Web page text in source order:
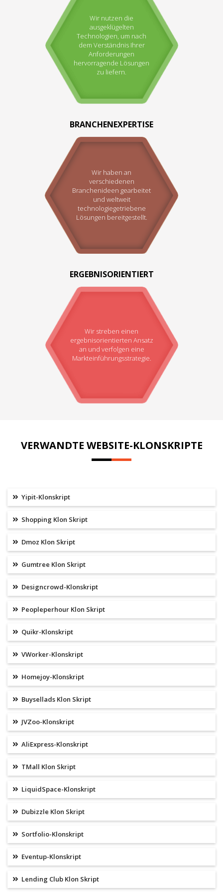
Wir nutzen die
ausgeklügelten
Technologien, um nach
dem Verständnis Ihrer
Anforderungen
hervorragende Lösungen
zu liefern.
BRANCHENEXPERTISE
Wir haben an
verschiedenen
Branchenideen gearbeitet
und weltweit
technologiegetriebene
Lösungen bereitgestellt.
ERGEBNISORIENTIERT
Wir streben einen
ergebnisorientierten Ansatz
an und verfolgen eine
Markteinführungsstrategie.
VERWANDTE WEBSITE-KLONSKRIPTE
Yipit-Klonskript
Shopping Klon Skript
Dmoz Klon Skript
Gumtree Klon Skript
Designcrowd-Klonskript
Peopleperhour Klon Skript
Quikr-Klonskript
VWorker-Klonskript
Homejoy-Klonskript
Buysellads Klon Skript
JVZoo-Klonskript
AliExpress-Klonskript
TMall Klon Skript
LiquidSpace-Klonskript
Dubizzle Klon Skript
Sortfolio-Klonskript
Eventup-Klonskript
Lending Club Klon Skript